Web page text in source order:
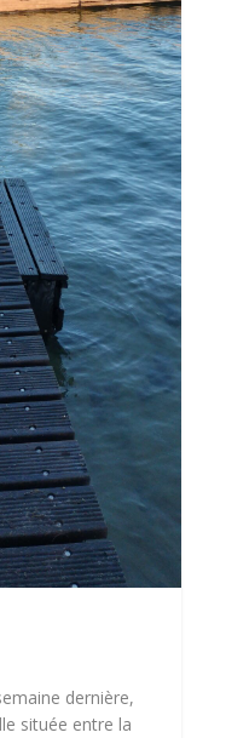
dernière,
située entre la